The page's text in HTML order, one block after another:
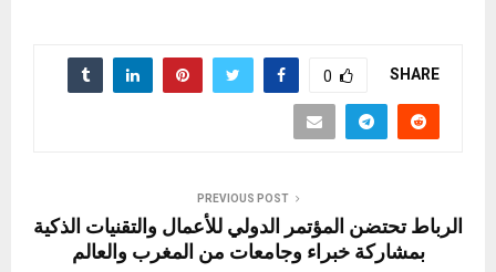
b
o
o
A
p
se
n
er
es
e
gr
st
o
ail
ar
e
SHARE
0
PREVIOUS POST
الرباط تحتضن المؤتمر الدولي للأعمال والتقنيات الذكية
بمشاركة خبراء وجامعات من المغرب والعالم